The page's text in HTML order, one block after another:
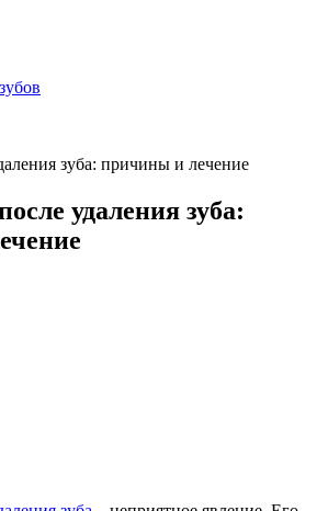
зуба: причины и лечение
удаления зуба: